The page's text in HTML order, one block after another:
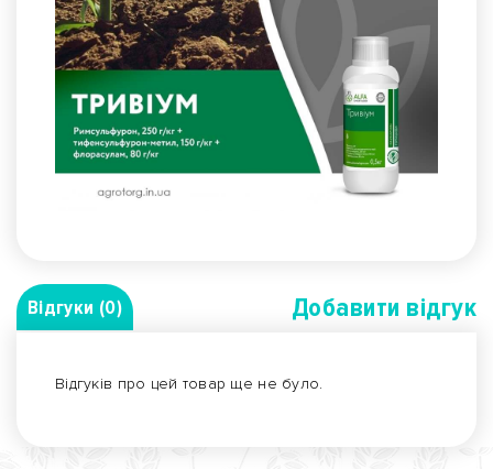
Відгуки (0) Добавити вiдгук
Відгуків про цей товар ще не було.